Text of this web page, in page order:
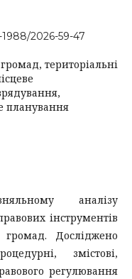
2026-59-47
територіальні
планування
аналізу
інструментів
Досліджено
змістові,
регулювання